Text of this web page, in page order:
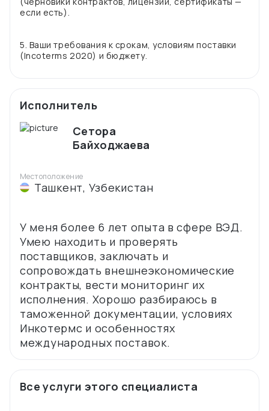
если есть).
5. Ваши требования к срокам, условиям поставки
Исполнитель
Сетора
Байходжаева
Местоположение
Ташкент, Узбекистан
У меня более 6 лет опыта в сфере ВЭД.
Умею находить и проверять
поставщиков, заключать и
сопровождать внешнеэкономические
контракты, вести мониторинг их
исполнения. Хорошо разбираюсь в
таможенной документации, условиях
Инкотермс и особенностях
Все услуги этого специалиста